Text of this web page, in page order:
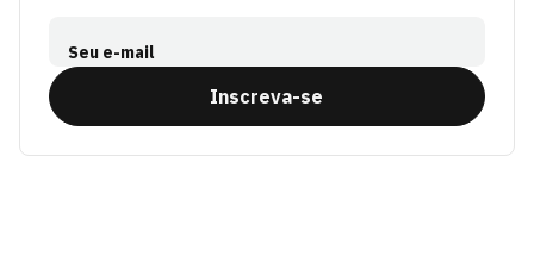
Seu e-mail
Inscreva-se